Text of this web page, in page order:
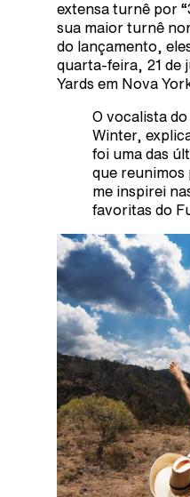
extensa turnê por
sua maior turnê
do lançamento,
quarta-feira, 21 de
Yards em Nova
O vocalista
Winter,
foi uma das
que reunimos
me inspirei
favoritas do